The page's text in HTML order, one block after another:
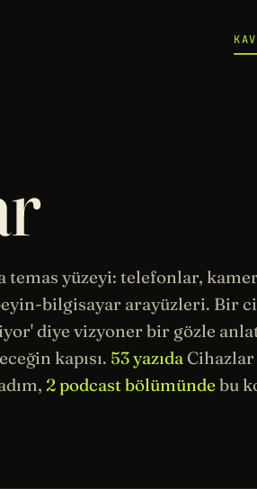
yüzeyi: telefonlar,
bilgisayar arayüzleri. Bir
diye vizyoner bir gözle
kapısı. 53 yazıda Cihazlar
2 podcast bölümünde bu